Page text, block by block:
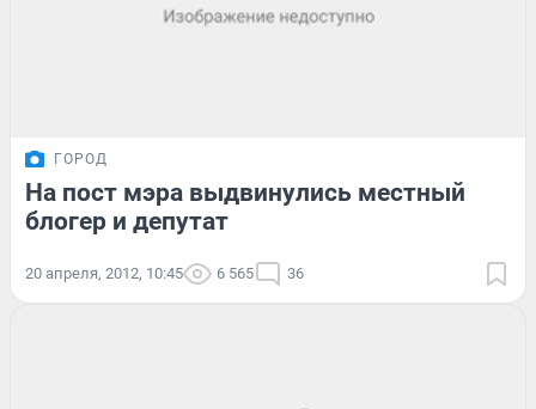
ГОРОД
На пост мэра выдвинулись местный
блогер и депутат
20 апреля, 2012, 10:45 6 565 36